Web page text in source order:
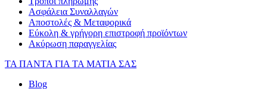
Ασφάλεια Συναλλαγών
Αποστολές & Μεταφορικά
Εύκολη & γρήγορη επιστροφή προϊόντων
Ακύρωση παραγγελίας
ΤΑ ΠΑΝΤΑ ΓΙΑ ΤΑ ΜΑΤΙΑ ΣΑΣ
Blog